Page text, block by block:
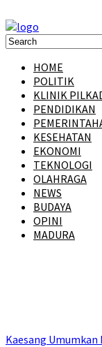
HOME
POLITIK
KLINIK
PENDIDIKAN
KESEHATAN
EKONOMI
TEKNOLOGI
OLAHRAGA
NEWS
BUDAYA
OPINI
MADURA
Kaesang Umumkan